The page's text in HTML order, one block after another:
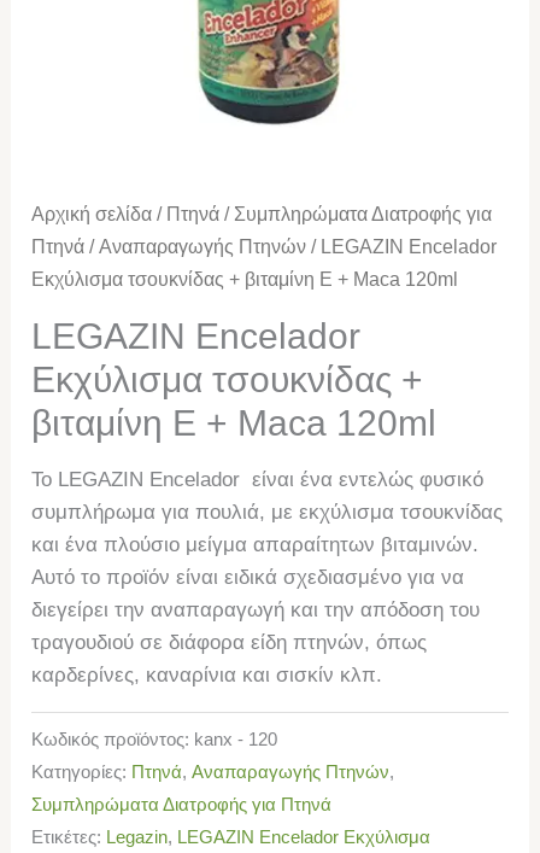
Αρχική σελίδα / Πτηνά / Συμπληρώματα Διατροφής για
Πτηνά /Αναπαραγωγής Πτηνών / LEGAZIN Encelador
Εκχύλισμα τσουκνίδας + βιταμίνη E + Maca 120ml
LEGAZIN Encelador
Εκχύλισμα τσουκνίδας +
βιταμίνη E + Maca 120ml
Το LEGAZIN Encelador είναι ένα εντελώς φυσικό
συμπλήρωμα για πουλιά, με εκχύλισμα τσουκνίδας
και ένα πλούσιο μείγμα απαραίτητων βιταμινών.
Αυτό το προϊόν είναι ειδικά σχεδιασμένο για να
διεγείρει την αναπαραγωγή και την απόδοση του
τραγουδιού σε διάφορα είδη πτηνών, όπως
καρδερίνες, καναρίνια και σισκίν κλπ.
Κωδικός προϊόντος: kanx - 120
Κατηγορίες: Πτηνά,Αναπαραγωγής Πτηνών,
Συμπληρώματα Διατροφής για Πτηνά
Ετικέτες: Legazin, LEGAZIN Encelador Εκχύλισμα